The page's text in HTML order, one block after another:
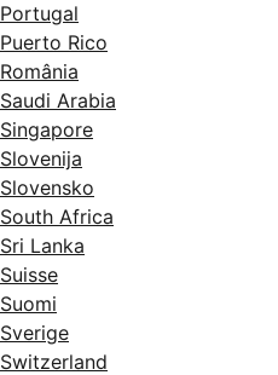
Portugal
Puerto Rico
România
Saudi Arabia
Singapore
Slovenija
Slovensko
South Africa
Sri Lanka
Suisse
Suomi
Sverige
Switzerland